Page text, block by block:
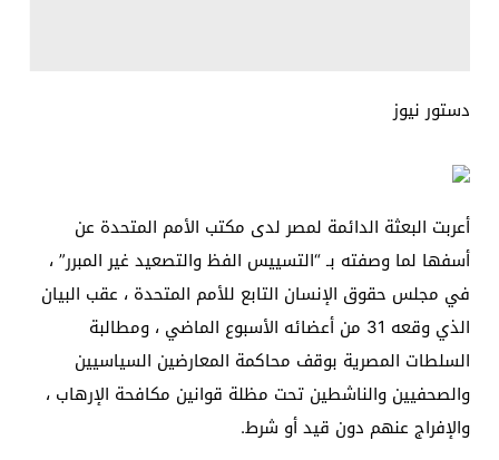
دستور نيوز
أعربت البعثة الدائمة لمصر لدى مكتب الأمم المتحدة عن
أسفها لما وصفته بـ “التسييس الفظ والتصعيد غير المبرر” ،
في مجلس حقوق الإنسان التابع للأمم المتحدة ، عقب البيان
الذي وقعه 31 من أعضائه الأسبوع الماضي ، ومطالبة
السلطات المصرية بوقف محاكمة المعارضين السياسيين
والصحفيين والناشطين تحت مظلة قوانين مكافحة الإرهاب ،
والإفراج عنهم دون قيد أو شرط.